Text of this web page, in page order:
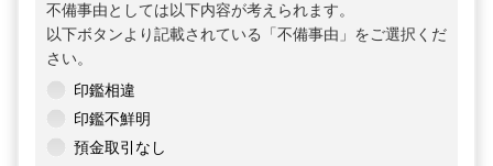
不備事由としては以下内容が考えられます。
以下ボタンより記載されている「不備事由」をご選択くだ
さい。
印鑑相違
印鑑不鮮明
預金取引なし